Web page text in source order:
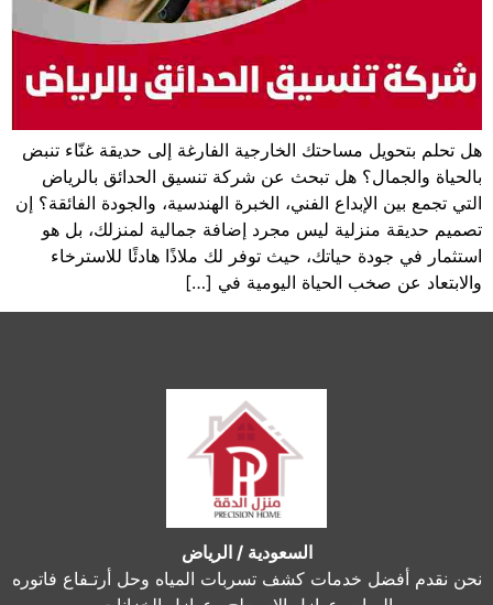
هل تحلم بتحويل مساحتك الخارجية الفارغة إلى حديقة غنّاء تنبض
بالحياة والجمال؟ هل تبحث عن شركة تنسيق الحدائق بالرياض
التي تجمع بين الإبداع الفني، الخبرة الهندسية، والجودة الفائقة؟ إن
تصميم حديقة منزلية ليس مجرد إضافة جمالية لمنزلك، بل هو
استثمار في جودة حياتك، حيث توفر لك ملاذًا هادئًا للاسترخاء
والابتعاد عن صخب الحياة اليومية في […]
السعودية / الرياض
نحن نقدم أفضل خدمات كشف تسربات المياه وحل أرتـفاع فاتوره